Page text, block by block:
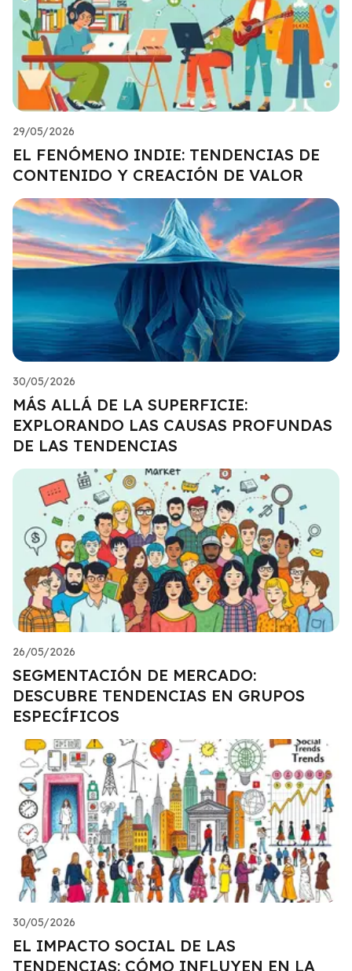
29/05/2026
EL FENÓMENO INDIE: TENDENCIAS DE
CONTENIDO Y CREACIÓN DE VALOR
30/05/2026
MÁS ALLÁ DE LA SUPERFICIE:
EXPLORANDO LAS CAUSAS PROFUNDAS
DE LAS TENDENCIAS
26/05/2026
SEGMENTACIÓN DE MERCADO:
DESCUBRE TENDENCIAS EN GRUPOS
ESPECÍFICOS
30/05/2026
EL IMPACTO SOCIAL DE LAS
TENDENCIAS: CÓMO INFLUYEN EN LA